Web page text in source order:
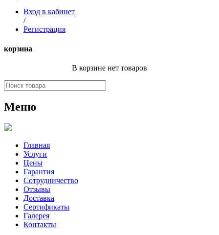
Вход в кабинет
/
Регистрация
корзина
В корзине нет товаров
Меню
Главная
Услуги
Цены
Гарантия
Сотрудничество
Отзывы
Доставка
Сертификаты
Галерея
Контакты